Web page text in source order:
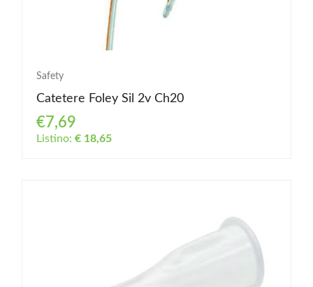
Safety
Catetere Foley Sil 2v Ch20
€7,69
Listino: € 18,65